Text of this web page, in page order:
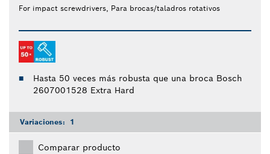
For impact screwdrivers, Para brocas/taladros rotativos
Hasta 50 veces más robusta que una broca Bosch
2607001528 Extra Hard
Variaciones: 1
Comparar producto